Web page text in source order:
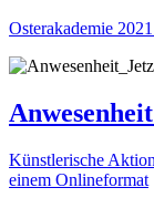
Osterakademie
Künstlerische
einem Onlineformat